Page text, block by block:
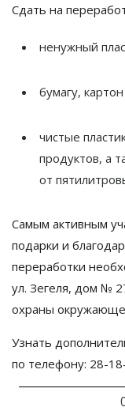
Сдать на
ненужный
бумагу,
чистые
продуктов, а
от
Самым активным
подарки и
переработки
ул. Зегеля, дом №
охраны
Узнать
по телефону: 28-